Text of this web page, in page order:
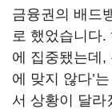
금융권의 배드
로 했었습니다.
에 집중됐는데,
에 맞지 않다’
서 상황이 달라